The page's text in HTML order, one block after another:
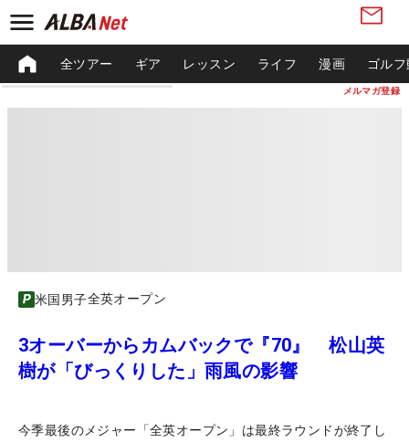
メルマガ登録
全ツアー ギア レッスン ライフ 漫画 ゴル
米国男子全英オープン
3オーバーからカムバックで『70』 松山英
樹が「びっくりした」雨風の影響
今季最後のメジャー「全英オープン」は最終ラウンドが終了し